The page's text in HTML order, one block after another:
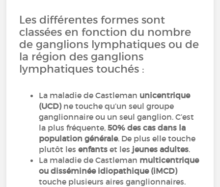
Les différentes formes sont
classées en fonction du nombre
de ganglions lymphatiques ou de
la région des ganglions
lymphatiques touchés :
La maladie de Castleman unicentrique
(UCD)ne touche qu’un seul groupe
ganglionnaire ou un seul ganglion. C’est
la plus fréquente,50% des cas dans la
population générale. De plus elle touche
plutôt lesenfants et les jeunes adultes.
La maladie de Castleman multicentrique
ou disséminée idiopathique (iMCD)
touche plusieurs aires ganglionnaires.